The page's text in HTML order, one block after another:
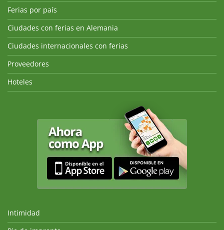
Ferias por país
Ciudades con ferias en Alemania
Ciudades internacionales con ferias
Proveedores
Hoteles
Intimidad